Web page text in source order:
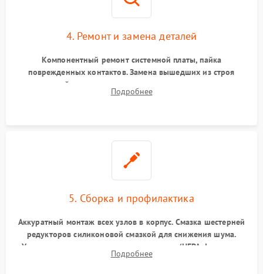
4. Ремонт и замена деталей
Компонентный ремонт системной платы, пайка
поврежденных контактов. Замена вышедших из строя
двигателей, изношенного аккумулятора, неисправного
лидара или помпы подачи воды. Восстановление шлейфов и
Подробнее
5. Сборка и профилактика
Аккуратный монтаж всех узлов в корпус. Смазка шестерней
редукторов силиконовой смазкой для снижения шума.
Установка новых расходных материалов (HEPA-фильтров,
микрофибры, щеток). Надежная фиксация разъемов и
Подробнее